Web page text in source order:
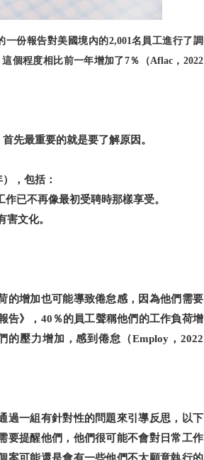
一份報告對美國境內的2,001名員工進行了調
個程度相比前一年增加了7％（Aflac ， 2022
先最重要的就是要了解原因。
），包括：
已不再像最初受聘時那樣享受。
文化。
的增加也可能導致倦怠感，因為他們需要
告》， 40 ％的員工聲稱他們的工作負荷增
的壓力增加，感到倦怠（Employ ， 2022
過一組有針對性的問題來引導反思，以下
要提醒他們，他們很可能不會對日常工作
案可能還是會有一些他們不太願意執行的